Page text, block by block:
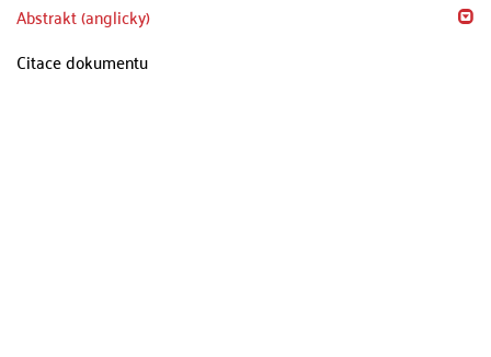
Abstrakt (anglicky)
Citace dokumentu